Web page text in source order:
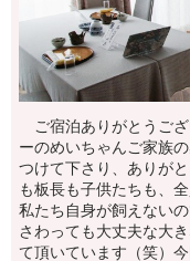
ご宿泊ありがとうご
ーのめいちゃんご家族
つけて下さり、ありが
も板長も子供たちも、
私たち自身が飼えない
さわっても大丈夫な大
て頂いています（笑）